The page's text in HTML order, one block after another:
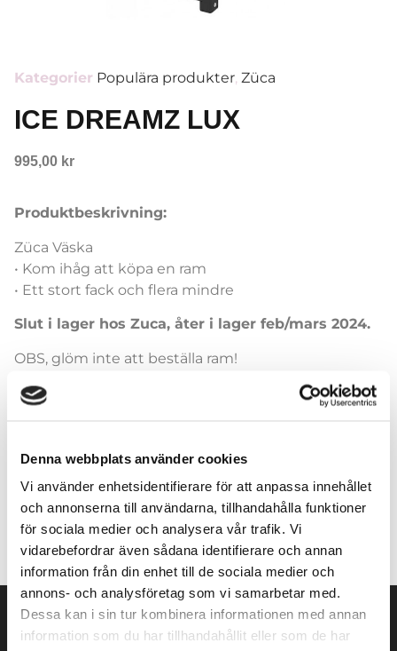
Denna webbplats använder cookies
Vi använder enhetsidentifierare för att anpassa innehållet
och annonserna till användarna, tillhandahålla funktioner
för sociala medier och analysera vår trafik. Vi
vidarebefordrar även sådana identifierare och annan
information från din enhet till de sociala medier och
annons- och analysföretag som vi samarbetar med.
Dessa kan i sin tur kombinera informationen med annan
information som du har tillhandahållit eller som de har
Kategorier Populära produkter, Züca
ICE DREAMZ LUX
995,00 kr
Produktbeskrivning:
Züca Väska
• Kom ihåg att köpa en ram
• Ett stort fack och flera mindre
Slut i lager hos Zuca, åter i lager feb/mars 2024.
OBS, glöm inte att beställa ram!
Lägg till i varukorg